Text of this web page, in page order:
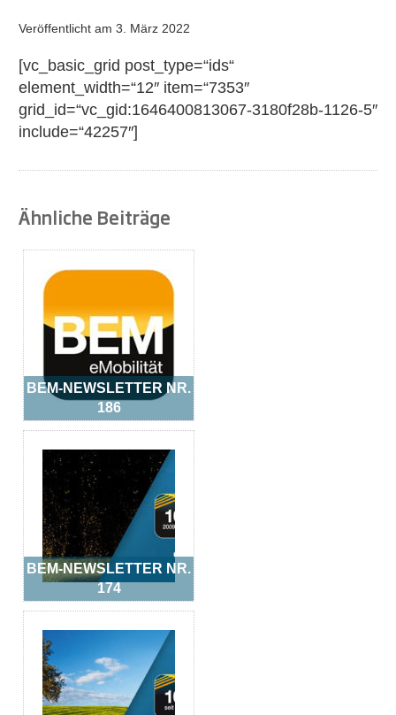
Veröffentlicht am 3. März 2022
[vc_basic_grid post_type=“ids“
element_width=“12″ item=“7353″
grid_id=“vc_gid:1646400813067-3180f28b-1126-5″
include=“42257″]
Ähnliche Beiträge
BEM-NEWSLETTER NR.
186
BEM-NEWSLETTER NR.
174